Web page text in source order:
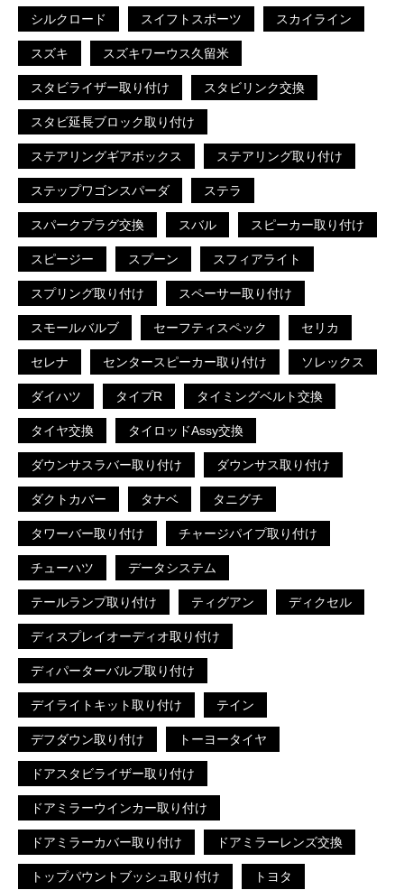
シルクロード スイフトスポーツ スカイライン
スズキ スズキワーウス久留米
スタビライザー取り付け スタビリンク交換
スタビ延長ブロック取り付け
ステアリングギアボックス ステアリング取り付け
ステップワゴンスパーダ ステラ
スパークプラグ交換 スバル スピーカー取り付け
スピージー スプーン スフィアライト
スプリング取り付け スペーサー取り付け
スモールバルブ セーフティスペック セリカ
セレナ センタースピーカー取り付け ソレックス
ダイハツ タイプR タイミングベルト交換
タイヤ交換 タイロッドAssy交換
ダウンサスラバー取り付け ダウンサス取り付け
ダクトカバー タナベ タニグチ
タワーバー取り付け チャージパイプ取り付け
チューハツ データシステム
テールランプ取り付け ティグアン ディクセル
ディスプレイオーディオ取り付け
ディパーターバルブ取り付け
デイライトキット取り付け テイン
デフダウン取り付け トーヨータイヤ
ドアスタビライザー取り付け
ドアミラーウインカー取り付け
ドアミラーカバー取り付け ドアミラーレンズ交換
トップパウントブッシュ取り付け トヨタ